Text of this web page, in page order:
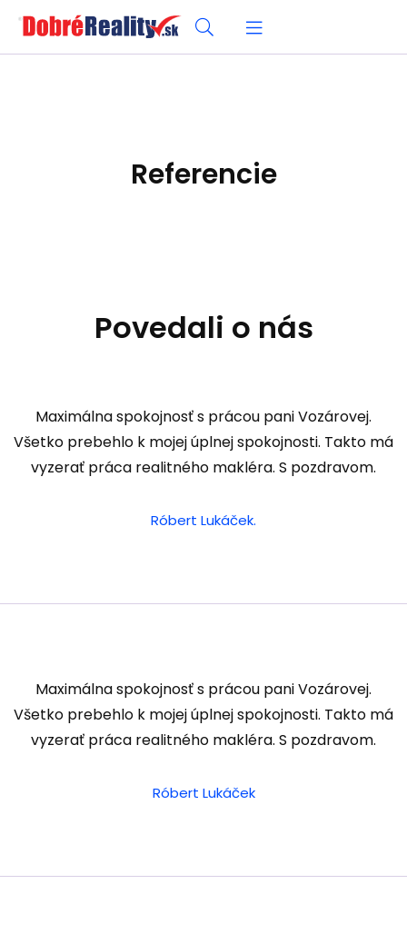
Referencie
Povedali o nás
Maximálna spokojnosť s prácou pani Vozárovej.
Všetko prebehlo k mojej úplnej spokojnosti. Takto má
vyzerať práca realitného makléra. S pozdravom.
Róbert Lukáček.
Maximálna spokojnosť s prácou pani Vozárovej.
Všetko prebehlo k mojej úplnej spokojnosti. Takto má
vyzerať práca realitného makléra. S pozdravom.
Róbert Lukáček